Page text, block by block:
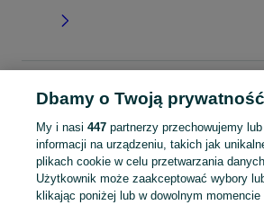
- Podkarpackie
Plecaki szkolne - Tarnobrzeg
KATEGORIA
bidon szkolny,worek na obuwie,śniadaniówka
Dbamy o Twoją prywatność
My i nasi 447partnerzy przechowujemy
informacji na urządzeniu, takich jak
plikach cookie w celu przetwarzania
Użytkownik może zaakceptować wybory
klikając poniżej lub w dowolnym